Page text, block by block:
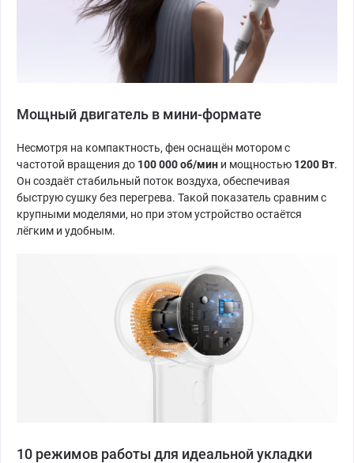
Мощный двигатель в мини-формате
Несмотря на компактность, фен оснащён мотором с
частотой вращения до 100 000 об/мин и мощностью 1200 Вт.
Он создаёт стабильный поток воздуха, обеспечивая
быструю сушку без перегрева. Такой показатель сравним с
крупными моделями, но при этом устройство остаётся
лёгким и удобным.
10 режимов работы для идеальной укладки